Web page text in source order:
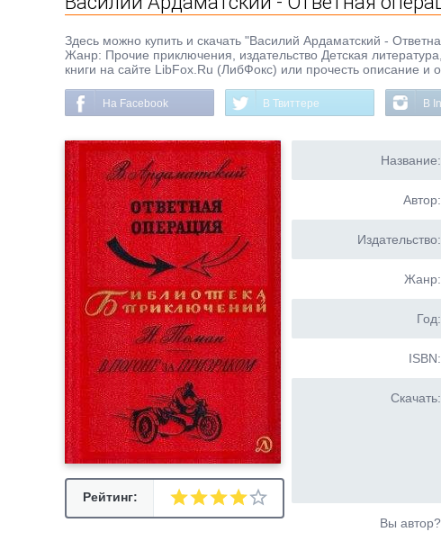
Здесь можно купить и скачать "Василий Ардаматский -
Жанр: Прочие приключения, издательство Детская
книги на сайте LibFox.Ru (ЛибФокс) или прочесть описание и
На Facebook В Твиттере В
Рейтинг:
Название:
Автор:
Издательство:
Жанр:
Год:
ISBN:
Скачать:
Вы автор?